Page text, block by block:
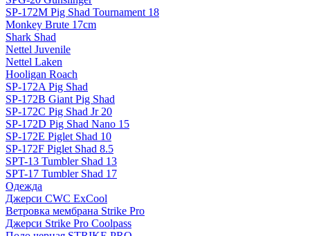
SP-172M Pig Shad Tournament 18
Monkey Brute 17cm
Shark Shad
Nettel Juvenile
Nettel Laken
Hooligan Roach
SP-172A Pig Shad
SP-172B Giant Pig Shad
SP-172C Pig Shad Jr 20
SP-172D Pig Shad Nano 15
SP-172E Piglet Shad 10
SP-172F Piglet Shad 8.5
SPT-13 Tumbler Shad 13
SPT-17 Tumbler Shad 17
Одежда
Джерси CWC ExCool
Ветровка мембрана Strike Pro
Джерси Strike Pro Coolpass